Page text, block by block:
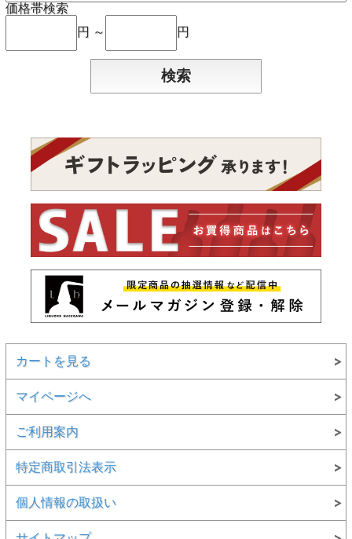
価格帯検索
円 ～
円
カートを見る
マイページへ
ご利用案内
特定商取引法表示
個人情報の取扱い